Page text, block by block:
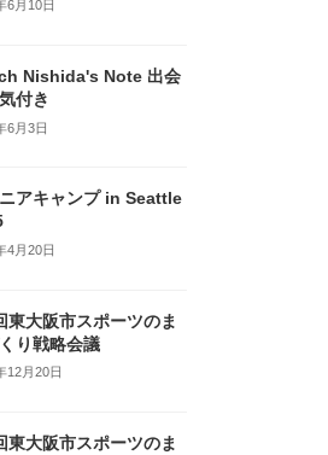
6月10日
Nishida's Note 出会
付き
6月3日
アキャンプ in Seattle
4月20日
東大阪市スポーツのま
り戦略会議
12月20日
東大阪市スポーツのま